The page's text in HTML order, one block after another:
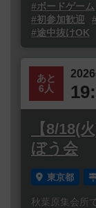
#ボードゲーム
#初参加歓迎
#途中抜けOK
あと
6人
2026
【8/18(
ぼう会
東京都
秋葉原集会所